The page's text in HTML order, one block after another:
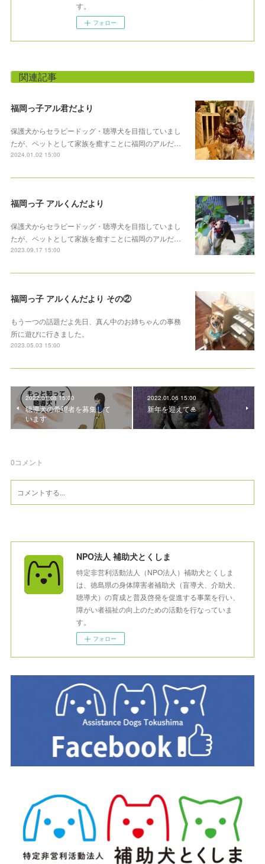
す。
フォロー
関連記事
福岡っ子アル君だより
保護犬からセラピードッグ・聴導犬を目指していまし
たが、ペットとして家族を癒すことに福岡のアルだ…
2024.01.02 15:00
福岡っ子 アルくんだより
保護犬からセラピードッグ・聴導犬を目指していまし
たが、ペットとして家族を癒すことに福岡のアルだ…
2023.09.17 15:00
福岡っ子 アルくんだより その②
もう一つの話題だよ先日、真ん中のお姉ちゃんの事務
所に遊びに行きました。
2023.05.03 15:00
2022.01.08 15:00
聴導犬の希望者を募集して
います
2022.01.06 15:00
新年を迎えて🎍
0コメント
NPO法人 補助犬とくしま
特定非営利活動法人（NPO法人）補助犬とくしま
は、徳島県の身体障害者補助犬（盲導犬、介助犬、
聴導犬）の育成と普及啓発を促進する事業を行い、
障がい者福祉の向上のための活動を行なっていま
す。
フォロー